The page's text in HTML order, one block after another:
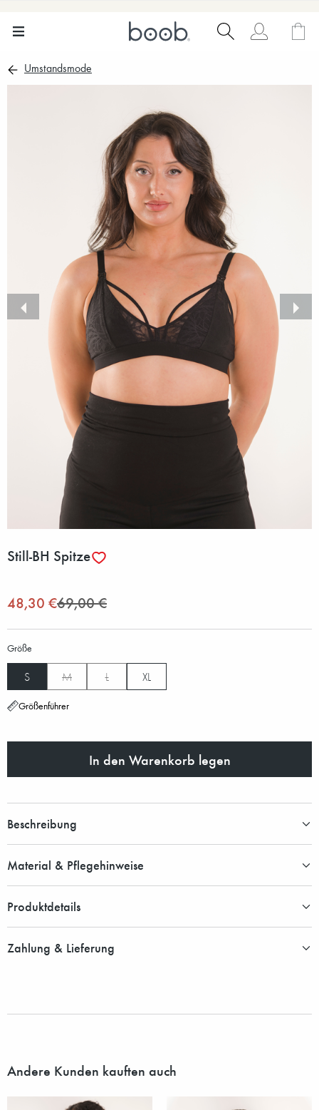
Umstandsmode
Still-BH Spitze
48,30 €69,00 €
Größe
S M L XL
Größenführer
In den Warenkorb legen
Beschreibung
Material & Pflegehinweise
Produktdetails
Zahlung & Lieferung
Andere Kunden kauften auch